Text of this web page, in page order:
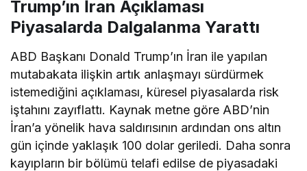
Trump’ın İran Açıklaması
Piyasalarda Dalgalanma Yarattı
ABD Başkanı Donald Trump’ın İran ile yapılan
mutabakata ilişkin artık anlaşmayı sürdürmek
istemediğini açıklaması, küresel piyasalarda risk
iştahını zayıflattı. Kaynak metne göre ABD’nin
İran’a yönelik hava saldırısının ardından ons altın
gün içinde yaklaşık 100 dolar geriledi. Daha sonra
kayıpların bir bölümü telafi edilse de piyasadaki